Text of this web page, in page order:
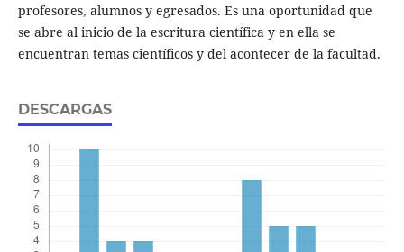
profesores, alumnos y egresados. Es una oportunidad que
se abre al inicio de la escritura científica y en ella se
encuentran temas científicos y del acontecer de la facultad.
DESCARGAS